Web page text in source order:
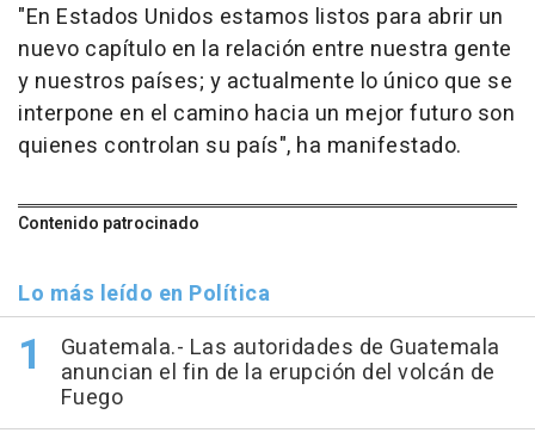
"En Estados Unidos estamos listos para abrir un
nuevo capítulo en la relación entre nuestra gente
y nuestros países; y actualmente lo único que se
interpone en el camino hacia un mejor futuro son
quienes controlan su país", ha manifestado.
Contenido patrocinado
Lo más leído en Política
Guatemala.- Las autoridades de Guatemala
anuncian el fin de la erupción del volcán de
Fuego